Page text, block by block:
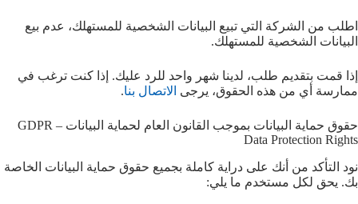
اطلب من الشركة التي تبيع البيانات الشخصية للمستهلك، عدم بيع
البيانات الشخصية للمستهلك.
إذا قمت بتقديم طلب، لدينا شهر واحد للرد عليك. إذا كنت ترغب في
ممارسة أي من هذه الحقوق، يرجى الاتصال بنا.
حقوق حماية البيانات بموجب القانون العام لحماية البيانات – GDPR
Data Protection Rights
نود التأكد من أنك على دراية كاملة بجميع حقوق حماية البيانات الخاصة
بك. يحق لكل مستخدم ما يلي: